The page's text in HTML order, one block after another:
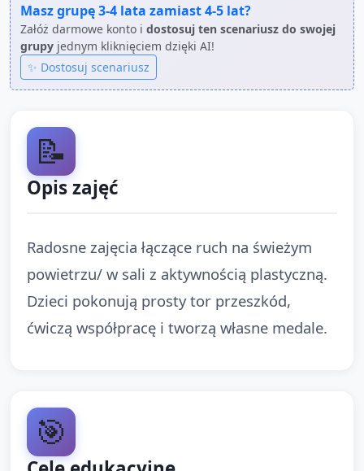
Masz grupę3-4 lata zamiast4-5 lat?
Załóż darmowe konto i dostosuj ten scenariusz do swojej
grupy jednym kliknięciem dzięki AI!
✨ Dostosuj scenariusz
📝
Opis zajęć
Radosne zajęcia łączące ruch na świeżym
powietrzu/ w sali z aktywnością plastyczną.
Dzieci pokonują prosty tor przeszkód,
ćwiczą współpracę i tworzą własne medale.
🎯